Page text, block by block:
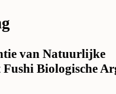
van Natuurlijke
Fushi Biologische